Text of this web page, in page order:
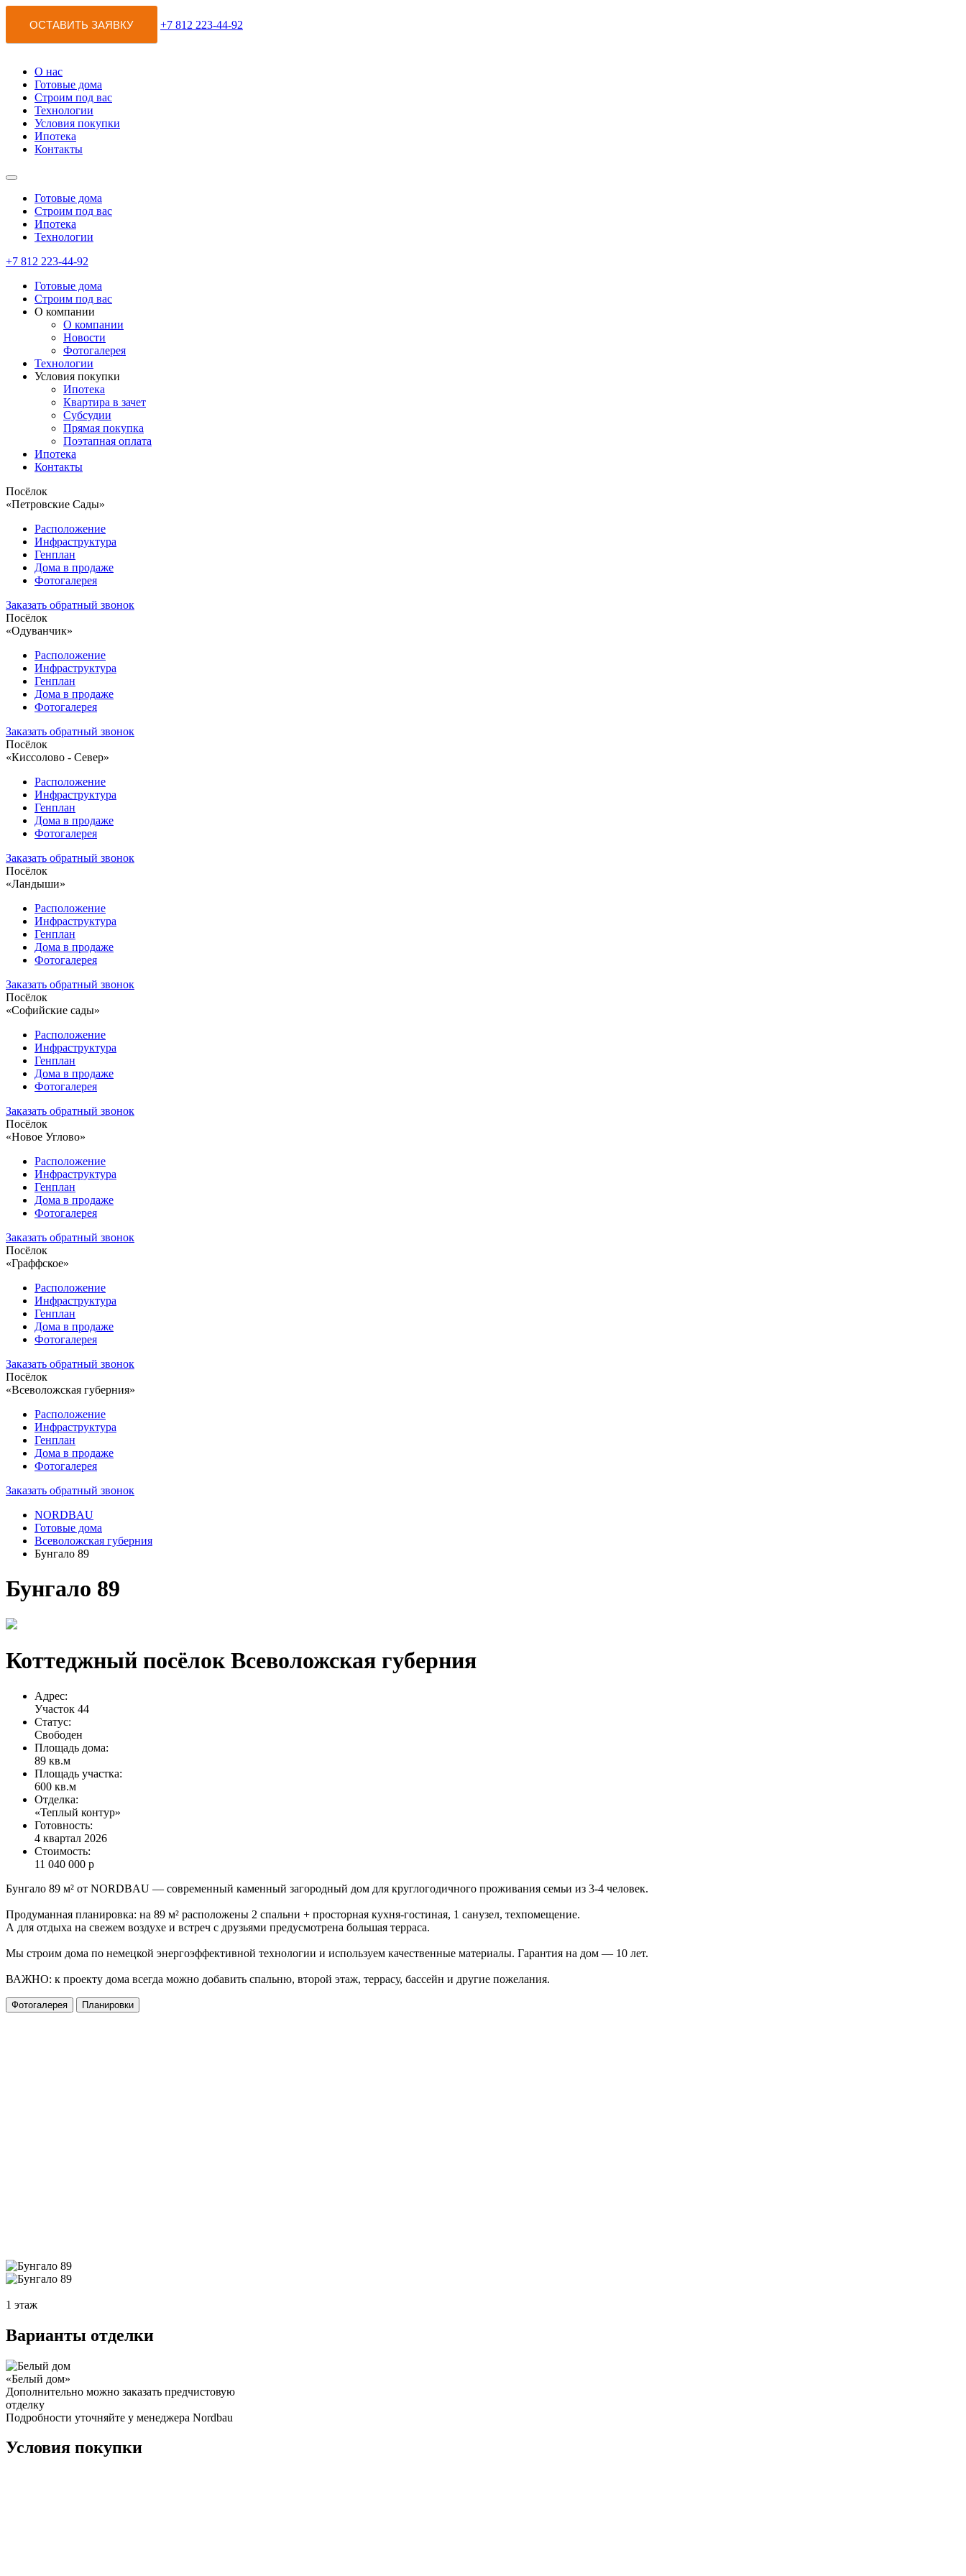
ОСТАВИТЬ ЗАЯВКУ +7 812 223-44-92
О нас
Готовые дома
Строим под вас
Технологии
Условия покупки
Ипотека
Контакты
Готовые дома
Строим под вас
Ипотека
Технологии
+7 812 223-44-92
Готовые дома
Строим под вас
О компании
О компании
Новости
Фотогалерея
Технологии
Условия покупки
Ипотека
Квартира в зачет
Субсудии
Прямая покупка
Поэтапная оплата
Ипотека
Контакты
Посёлок
«Петровские Сады»
Расположение
Инфраструктура
Генплан
Дома в продаже
Фотогалерея
Заказать обратный звонок
Посёлок
«Одуванчик»
Расположение
Инфраструктура
Генплан
Дома в продаже
Фотогалерея
Заказать обратный звонок
Посёлок
«Киссолово - Север»
Расположение
Инфраструктура
Генплан
Дома в продаже
Фотогалерея
Заказать обратный звонок
Посёлок
«Ландыши»
Расположение
Инфраструктура
Генплан
Дома в продаже
Фотогалерея
Заказать обратный звонок
Посёлок
«Софийские сады»
Расположение
Инфраструктура
Генплан
Дома в продаже
Фотогалерея
Заказать обратный звонок
Посёлок
«Новое Углово»
Расположение
Инфраструктура
Генплан
Дома в продаже
Фотогалерея
Заказать обратный звонок
Посёлок
«Граффское»
Расположение
Инфраструктура
Генплан
Дома в продаже
Фотогалерея
Заказать обратный звонок
Посёлок
«Всеволожская губерния»
Расположение
Инфраструктура
Генплан
Дома в продаже
Фотогалерея
Заказать обратный звонок
NORDBAU
Готовые дома
Всеволожская губерния
Бунгало 89
Бунгало 89
Коттеджный посёлок Всеволожская губерния
Адрес:
Участок 44
Статус:
Свободен
Площадь дома:
89 кв.м
Площадь участка:
600 кв.м
Отделка:
«Теплый контур»
Готовность:
4 квартал 2026
Стоимость:
11 040 000 р
Бунгало 89 м² от NORDBAU — современный каменный загородный дом для круглогодичного проживания семьи из 3-4 человек.
Продуманная планировка: на 89 м² расположены 2 спальни + просторная кухня-гостиная, 1 санузел, техпомещение.
А для отдыха на свежем воздухе и встреч с друзьями предусмотрена большая терраса.
Мы строим дома по немецкой энергоэффективной технологии и используем качественные материалы. Гарантия на дом — 10 лет.
ВАЖНО: к проекту дома всегда можно добавить спальню, второй этаж, террасу, бассейн и другие пожелания.
Фотогалерея Планировки
1 этаж
Варианты отделки
«Белый дом»
Дополнительно можно заказать предчистовую
отделку
Подробности уточняйте у менеджера Nordbau
Условия покупки